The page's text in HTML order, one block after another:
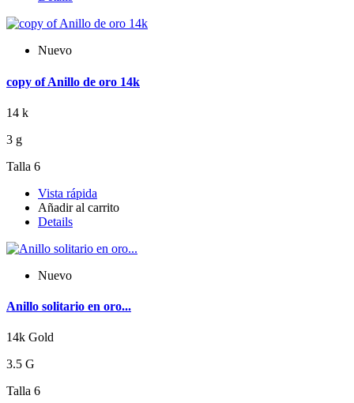
Nuevo
copy of Anillo de oro 14k
14 k
3 g
Talla 6
Vista rápida
Añadir al carrito
Details
Nuevo
Anillo solitario en oro...
14k Gold
3.5 G
Talla 6